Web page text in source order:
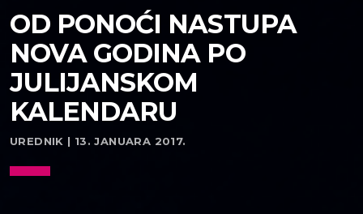
OD PONOĆI NASTUPA
NOVA GODINA PO
JULIJANSKOM
KALENDARU
UREDNIK | 13. JANUARA 2017.